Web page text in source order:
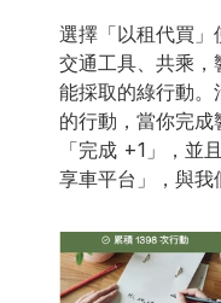
選擇「以租代買」
交通工具、共乘
能採取的綠行動。
的行動，當你完
「完成 +1」，並
享車平台」，與我